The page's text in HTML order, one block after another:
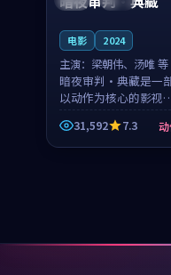
电影 2024
主演： 梁朝伟、汤唯 等
暗夜审判·典藏是一
以动作为核心的影视
品，围绕危机、反转
人物成长展开，整体
奏紧凑，值得推荐观
31,592 7.3